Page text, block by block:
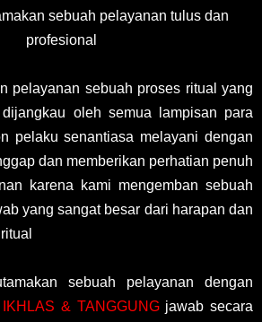
sebuah pelayanan tulus dan
profesional
pelayanan sebuah proses ritual yang
oleh semua lampisan para
pelaku senantiasa melayani dengan
dan memberikan perhatian penuh
karena kami mengemban sebuah
yang sangat besar dari harapan dan
sebuah pelayanan dengan
IKHLAS & TANGGUNGjawab secara